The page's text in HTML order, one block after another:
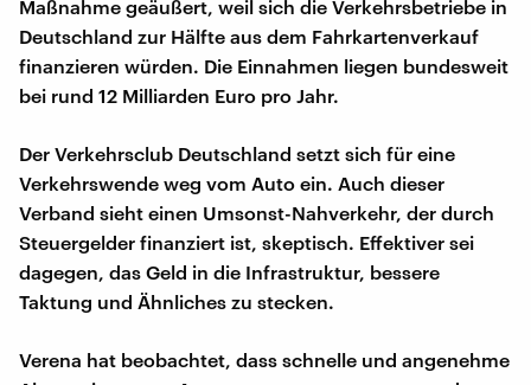
Maßnahme geäußert, weil sich die Verkehrsbetriebe in
Deutschland zur Hälfte aus dem Fahrkartenverkauf
finanzieren würden. Die Einnahmen liegen bundesweit
bei rund 12 Milliarden Euro pro Jahr.
Der Verkehrsclub Deutschland setzt sich für eine
Verkehrswende weg vom Auto ein. Auch dieser
Verband sieht einen Umsonst-Nahverkehr, der durch
Steuergelder finanziert ist, skeptisch. Effektiver sei
dagegen, das Geld in die Infrastruktur, bessere
Taktung und Ähnliches zu stecken.
Verena hat beobachtet, dass schnelle und angenehme